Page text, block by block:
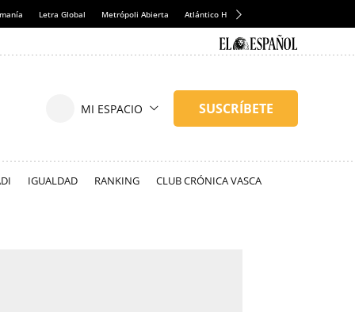
Letra Global Metrópoli Abierta Atlántico Hoy
IGUALDAD RANKING CLUB CRÓNICA VASCA